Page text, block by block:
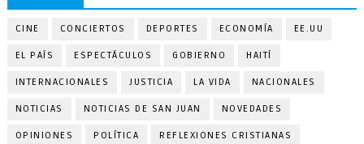
CINE CONCIERTOS DEPORTES ECONOMÍA EE.UU
EL PAÍS ESPECTÁCULOS GOBIERNO HAITÍ
INTERNACIONALES JUSTICIA LA VIDA NACIONALES
NOTICIAS NOTICIAS DE SAN JUAN NOVEDADES
OPINIONES POLÍTICA REFLEXIONES CRISTIANAS